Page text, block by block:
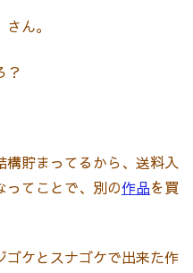
さん。
？
貯まってるから、送料入
ってことで、別の作品を買
ケとスナゴケで出来た作